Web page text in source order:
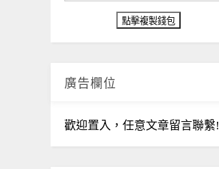
廣告欄位
歡迎置入，任意文章留言聯繫!